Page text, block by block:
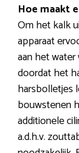
Hoe maakt
Om het kalk
apparaat
aan het
doordat het
harsbolletjes
bouwstenen
additionele
a.d.h.v.